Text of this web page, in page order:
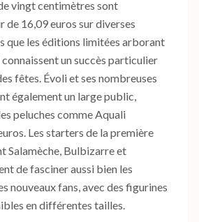
vingt centimètres sont
de 16,09 euros sur diverses
que les éditions limitées arborant
un succès particulier
fêtes. Évoli et ses nombreuses
également un large public,
peluches comme Aquali
Les starters de la première
Salamèche, Bulbizarre et
de fasciner aussi bien les
nouveaux fans, avec des figurines
en différentes tailles.